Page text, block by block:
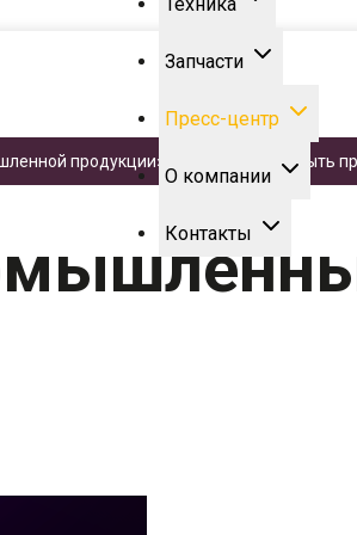
Запчасти
Пресс-центр
О компании
Контакты
продукции». Техника может быть
машины"